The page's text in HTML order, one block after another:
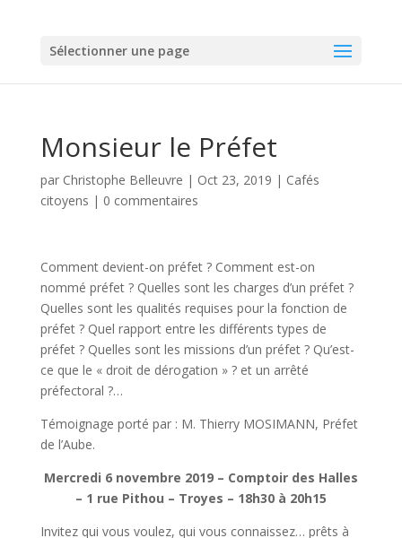
Sélectionner une page
Monsieur le Préfet
par Christophe Belleuvre | Oct 23, 2019 | Cafés
citoyens | 0 commentaires
Comment devient-on préfet ? Comment est-on
nommé préfet ? Quelles sont les charges d’un préfet ?
Quelles sont les qualités requises pour la fonction de
préfet ? Quel rapport entre les différents types de
préfet ? Quelles sont les missions d’un préfet ? Qu’est-
ce que le « droit de dérogation » ? et un arrêté
préfectoral ?…
Témoignage porté par : M. Thierry MOSIMANN, Préfet
de l’Aube.
Mercredi 6 novembre 2019 – Comptoir des Halles
– 1 rue Pithou – Troyes – 18h30 à 20h15
Invitez qui vous voulez, qui vous connaissez… prêts à